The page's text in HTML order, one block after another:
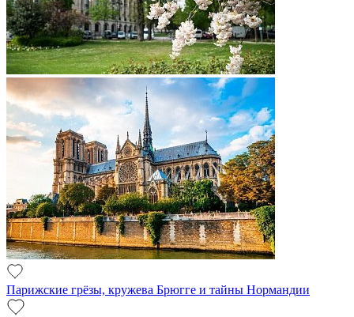
Парижские грёзы, кружева Брюгге и тайны Нормандии